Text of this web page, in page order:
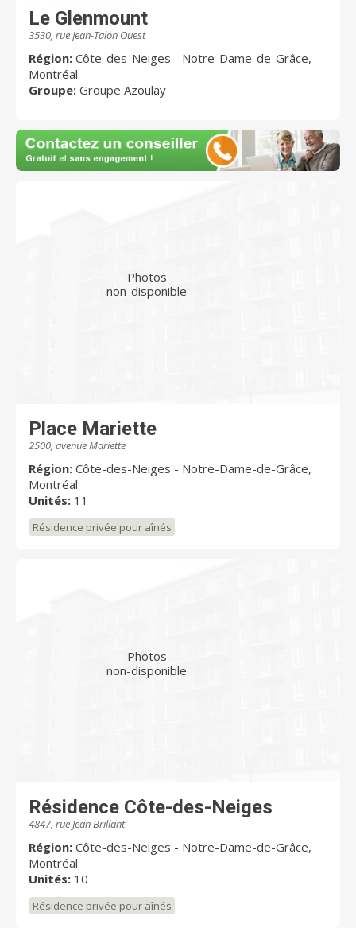
Le Glenmount
3530, rue Jean-Talon Ouest
Région: Côte-des-Neiges - Notre-Dame-de-Grâce,
Montréal
Groupe: Groupe Azoulay
Photos
non-disponible
Place Mariette
2500, avenue Mariette
Région: Côte-des-Neiges - Notre-Dame-de-Grâce,
Montréal
Unités: 11
Résidence privée pour aînés
Photos
non-disponible
Résidence Côte-des-Neiges
4847, rue Jean Brillant
Région: Côte-des-Neiges - Notre-Dame-de-Grâce,
Montréal
Unités: 10
Résidence privée pour aînés